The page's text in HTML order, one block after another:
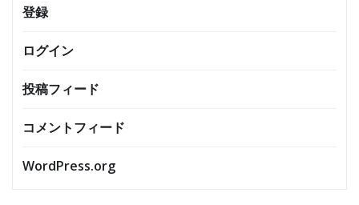
登録
ログイン
投稿フィード
コメントフィード
WordPress.org